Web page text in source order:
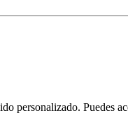
personalizado. Puedes